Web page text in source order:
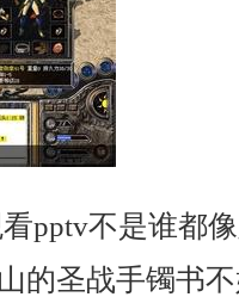
pptv不是谁都
的圣战手镯书